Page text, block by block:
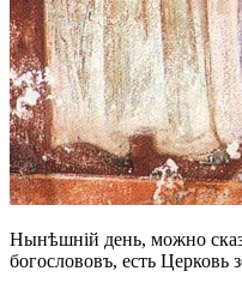
Нынѣшній день, можно
богослововъ, есть Церковь